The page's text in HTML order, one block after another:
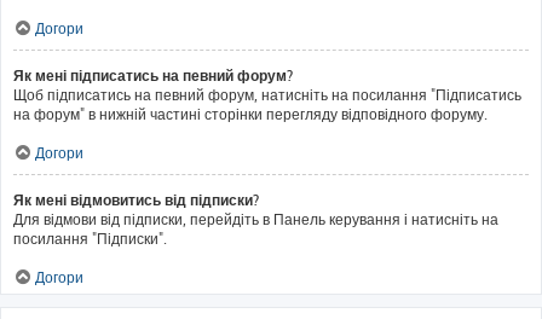
Догори
Як мені підписатись на певний форум?
Щоб підписатись на певний форум, натисніть на посилання "Підписатись
на форум" в нижній частині сторінки перегляду відповідного форуму.
Догори
Як мені відмовитись від підписки?
Для відмови від підписки, перейдіть в Панель керування і натисніть на
посилання "Підписки".
Догори